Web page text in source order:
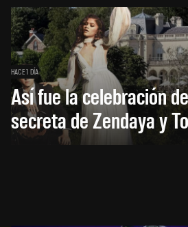
HACE 1 DÍA
Así fue la celebración
secreta de Zendaya y